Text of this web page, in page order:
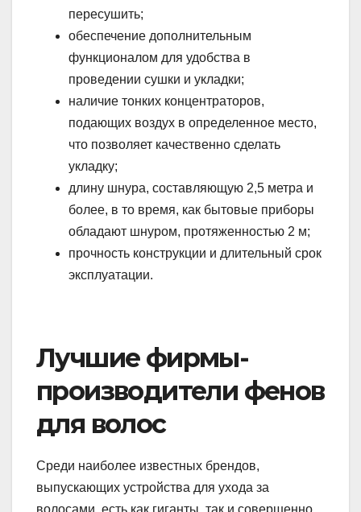
пересушить;
обеспечение дополнительным
функционалом для удобства в
проведении сушки и укладки;
наличие тонких концентраторов,
подающих воздух в определенное место,
что позволяет качественно сделать
укладку;
длину шнура, составляющую 2,5 метра и
более, в то время, как бытовые приборы
обладают шнуром, протяженностью 2 м;
прочность конструкции и длительный срок
эксплуатации.
Лучшие фирмы-
производители фенов
для волос
Среди наиболее известных брендов,
выпускающих устройства для ухода за